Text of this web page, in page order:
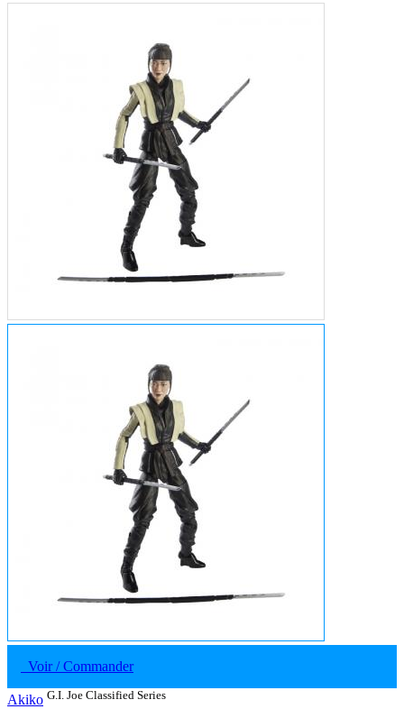
Voir / Commander
Akiko G.I. Joe Classified Series